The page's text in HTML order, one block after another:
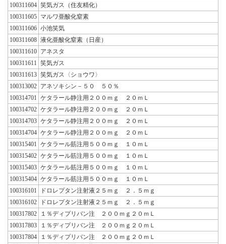
100311604 笑気ガス（住友精化）
100311605 マルワ亜酸化窒素
100311606 小池笑気
100311608 液化亜酸化窒素（日産）
100311610 アネスタ
100311611
笑気ガス
100311613 笑気ガス〈ショウワ〉
100313002 アネソキシン－５０ ５０％
100314701
ケタラール静注用２００ｍｇ ２０ｍＬ
100314702 ケタラール静注用２００ｍｇ ２０ｍＬ
100314703 ケタラール静注用２００ｍｇ ２０ｍＬ
100314704 ケタラール静注用２００ｍｇ ２０ｍＬ
100315401
ケタラール筋注用５００ｍｇ １０ｍＬ
100315402 ケタラール筋注用５００ｍｇ １０ｍＬ
100315403 ケタラール筋注用５００ｍｇ １０ｍＬ
100315404 ケタラール筋注用５００ｍｇ １０ｍＬ
100316101
ドロレプタン注射液２５ｍｇ ２．５ｍｇ
100316102
ドロレプタン注射液２５ｍｇ ２．５ｍｇ
100317802
１％ディプリバン注 ２００ｍｇ２０ｍＬ
100317803
１％ディプリバン注 ２００ｍｇ２０ｍＬ
100317804
１％ディプリバン注 ２００ｍｇ２０ｍＬ